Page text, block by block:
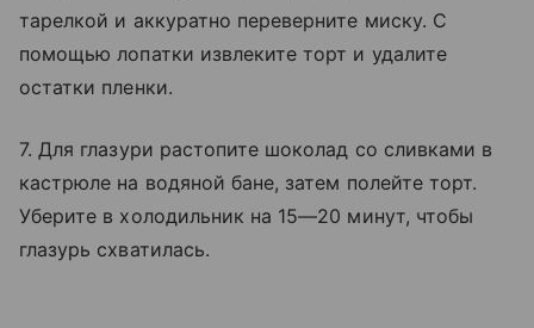
тарелкой и аккуратно переверните миску. С
помощью лопатки извлеките торт и удалите
остатки пленки.
7. Для глазури растопите шоколад со сливками в
кастрюле на водяной бане, затем полейте торт.
Уберите в холодильник на 15—20 минут, чтобы
глазурь схватилась.